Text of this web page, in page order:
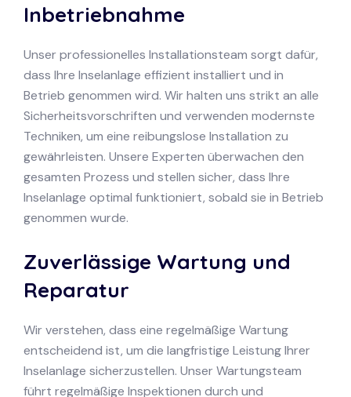
Inbetriebnahme
Unser professionelles Installationsteam sorgt dafür,
dass Ihre Inselanlage effizient installiert und in
Betrieb genommen wird. Wir halten uns strikt an alle
Sicherheitsvorschriften und verwenden modernste
Techniken, um eine reibungslose Installation zu
gewährleisten. Unsere Experten überwachen den
gesamten Prozess und stellen sicher, dass Ihre
Inselanlage optimal funktioniert, sobald sie in Betrieb
genommen wurde.
Zuverlässige Wartung und
Reparatur
Wir verstehen, dass eine regelmäßige Wartung
entscheidend ist, um die langfristige Leistung Ihrer
Inselanlage sicherzustellen. Unser Wartungsteam
führt regelmäßige Inspektionen durch und